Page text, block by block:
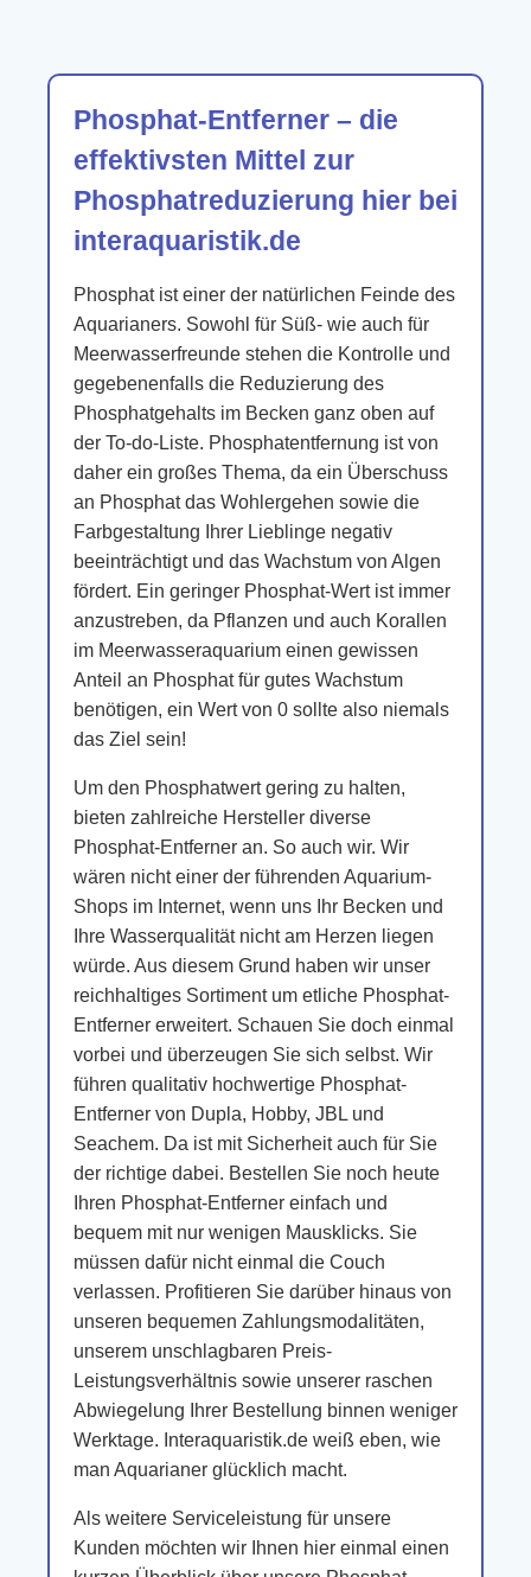
Phosphat-Entferner – die
effektivsten Mittel zur
Phosphatreduzierung hier bei
interaquaristik.de
Phosphat ist einer der natürlichen Feinde des
Aquarianers. Sowohl für Süß- wie auch für
Meerwasserfreunde stehen die Kontrolle und
gegebenenfalls die Reduzierung des
Phosphatgehalts im Becken ganz oben auf
der To-do-Liste. Phosphatentfernung ist von
daher ein großes Thema, da ein Überschuss
an Phosphat das Wohlergehen sowie die
Farbgestaltung Ihrer Lieblinge negativ
beeinträchtigt und das Wachstum von Algen
fördert. Ein geringer Phosphat-Wert ist immer
anzustreben, da Pflanzen und auch Korallen
im Meerwasseraquarium einen gewissen
Anteil an Phosphat für gutes Wachstum
benötigen, ein Wert von 0 sollte also niemals
das Ziel sein!
Um den Phosphatwert gering zu halten,
bieten zahlreiche Hersteller diverse
Phosphat-Entferner an. So auch wir. Wir
wären nicht einer der führenden Aquarium-
Shops im Internet, wenn uns Ihr Becken und
Ihre Wasserqualität nicht am Herzen liegen
würde. Aus diesem Grund haben wir unser
reichhaltiges Sortiment um etliche Phosphat-
Entferner erweitert. Schauen Sie doch einmal
vorbei und überzeugen Sie sich selbst. Wir
führen qualitativ hochwertige Phosphat-
Entferner von Dupla, Hobby, JBL und
Seachem. Da ist mit Sicherheit auch für Sie
der richtige dabei. Bestellen Sie noch heute
Ihren Phosphat-Entferner einfach und
bequem mit nur wenigen Mausklicks. Sie
müssen dafür nicht einmal die Couch
verlassen. Profitieren Sie darüber hinaus von
unseren bequemen Zahlungsmodalitäten,
unserem unschlagbaren Preis-
Leistungsverhältnis sowie unserer raschen
Abwiegelung Ihrer Bestellung binnen weniger
Werktage. Interaquaristik.de weiß eben, wie
man Aquarianer glücklich macht.
Als weitere Serviceleistung für unsere
Kunden möchten wir Ihnen hier einmal einen